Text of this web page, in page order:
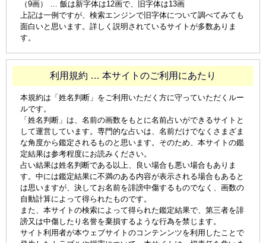
（9画） … 飯は新字体は12画で、旧字体は13画
上記は一例ですが、検索エンジンで旧字体について調べてみても
面白いと思います。詳しく説明されているサイトが多数ありま
す。
利用規約 … 本サイトのご利用にあたり
本規約は「姓名判断」をご利用いただく方に守っていただくルー
ルです。
「姓名判断」は、名前の画数をもとに名前占いができるサイトと
して運営しています。専門的な占いは、名前だけでなくさまざま
な角度から鑑定されるものと思います。そのため、本サイトの鑑
定結果は参考程度にお読みください。
占い結果は姓名判断である以上、良い場合も悪い場合もありま
す。中には鑑定結果に不満のある内容が表示される場合もあると
は思いますが、決してお名前を誹謗中傷するものでなく、画数の
自動計算によって得られたものです。
また、本サイトの検索によって得られた鑑定結果で、第三者を誹
謗又は中傷したり名誉を棄損するような行為を禁じます。
サイト利用者が本ウェブサイトのコンテンンツを利用したことで